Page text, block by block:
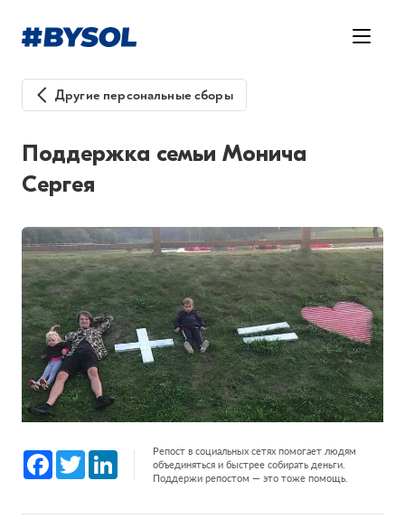
Другие персональные сборы
Поддержка семьи Монича
Сергея
Facebook
Twitter LinkedInРепост в социальных сетях помогает людям
объединяться и быстрее собирать деньги.
Поддержи репостом — это тоже помощь.